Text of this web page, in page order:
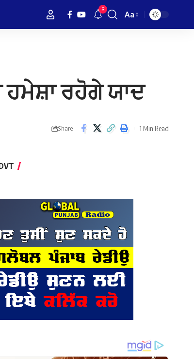
9
Font
Aa
ਹਮੇਸ਼ਾ ਰਹੋਗੇ ਯਾਦ
Share 1 Min Read